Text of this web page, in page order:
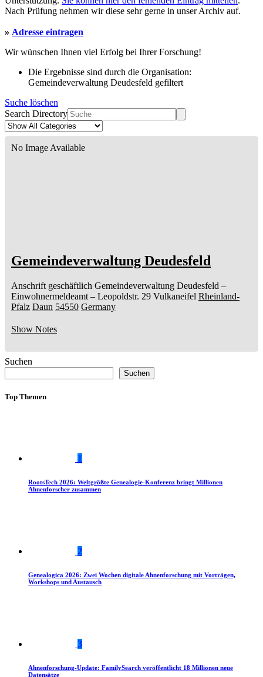
Nach Prüfung nehmen wir diese sehr gerne in unser Archiv auf.
» Adresse eintragen
Wir wünschen Ihnen viel Erfolg bei Ihrer Forschung!
Die Ergebnisse sind durch die Organisation:
Gemeindeverwaltung Deudesfeld gefiltert
Suche löschen
Search Directory
No Image Available
Gemeindeverwaltung Deudesfeld
Anschrift geschäftlich Gemeindeverwaltung Deudesfeld –
Einwohnermeldeamt – Leopoldstr. 29 Vulkaneifel Rheinland-
Pfalz Daun 54550 Germany
Show Notes
Suchen
Suchen
Top Themen
1
RootsTech 2026: Weltgrößte Genealogie-Konferenz bringt Millionen
Ahnenforscher zusammen
2
Genealogica 2026: Zwei Wochen digitale Ahnenforschung mit Vorträgen,
Workshops und Austausch
3
Ahnenforschung-Update: FamilySearch veröffentlicht 18 Millionen neue
Datensätze